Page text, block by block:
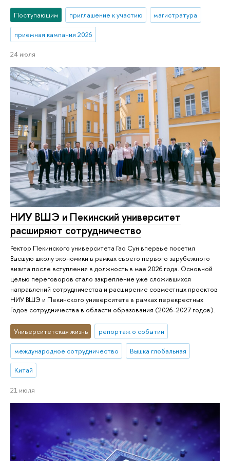
Поступающим приглашение к участию магистратура
приемная кампания 2026
24 июля
НИУ ВШЭ и Пекинский университет
расширяют сотрудничество
Ректор Пекинского университета Гао Сун впервые посетил
Высшую школу экономики в рамках своего первого зарубежного
визита после вступления в должность в мае 2026 года. Основной
целью переговоров стало закрепление уже сложившихся
направлений сотрудничества и расширение совместных проектов
НИУ ВШЭ и Пекинского университета в рамках перекрестных
Годов сотрудничества в области образования (2026–2027 годов).
Университетская жизнь репортаж о событии
международное сотрудничество Вышка глобальная
Китай
21 июля